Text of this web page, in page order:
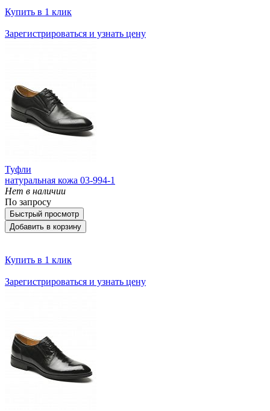
Купить в 1 клик
Зарегистрироваться и узнать цену
Туфли
натуральная кожа 03-994-1
Нет в наличии
По запросу
Быстрый просмотр
Добавить в корзину
Купить в 1 клик
Зарегистрироваться и узнать цену